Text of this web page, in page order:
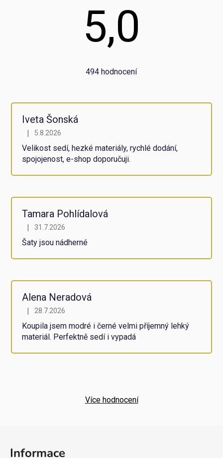
5,0
hodnocení
5,0
494 hodnocení
Iveta Šonská
Hodnocení obchodu je 5 z 5 hvězdiček.
5.8.2026
Velikost sedí, hezké materiály, rychlé dodání,
spojojenost, e-shop doporučuji.
Tamara Pohlídalová
Hodnocení obchodu je 5 z 5 hvězdiček.
31.7.2026
Šaty jsou nádherné
Alena Neradová
Hodnocení obchodu je 5 z 5 hvězdiček.
28.7.2026
Koupila jsem modré i černé velmi příjemný lehký
materiál. Perfektně sedí i vypadá
Více hodnocení
Informace